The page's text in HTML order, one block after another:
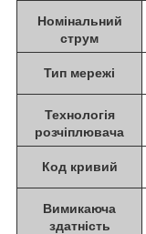
Номінальний
струм
Тип мережі
Технологія
розчіплювача
Код кривий
Вимикаюча
здатність